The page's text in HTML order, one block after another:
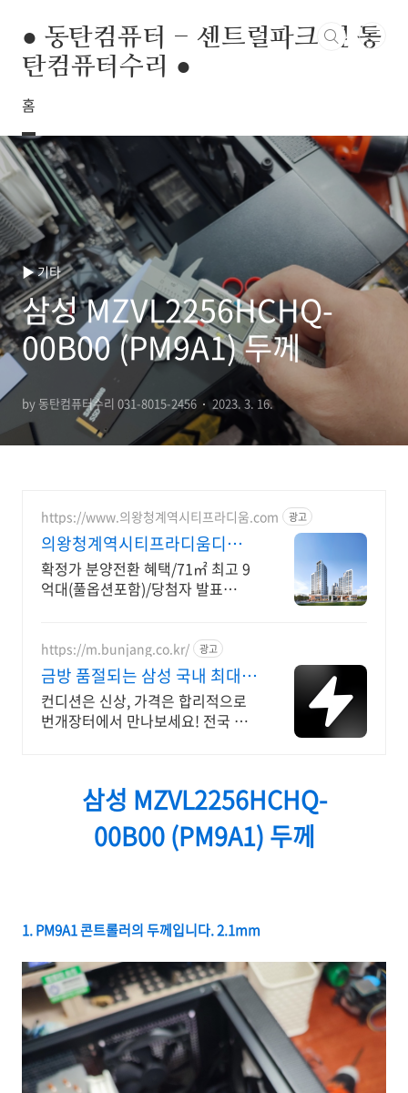
● 동탄컴퓨터 - 센트럴파크 옆 동
탄컴퓨터수리 ●
홈
▶ 기타
삼성 MZVL2256HCHQ-
00B00 (PM9A1) 두께
by 동탄컴퓨터수리 031-8015-2456 2023. 3. 16.
https://www.의왕청계역시티프라디움.com 광고
의왕청계역시티프라디움디하모
니
확정가 분양전환 혜택/71㎡ 최고 9
억대(풀옵션포함)/당첨자 발표
https://m.bunjang.co.kr/ 광고
금방 품절되는 삼성 국내 최대
브랜드 중고거래
컨디션은 신상, 가격은 합리적으로
번개장터에서 만나보세요! 전국 각
삼성 MZVL2256HCHQ-
00B00 (PM9A1) 두께
1. PM9A1 콘트롤러의 두께입니다. 2.1mm